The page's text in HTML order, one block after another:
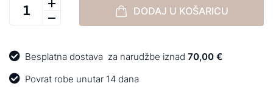
DODAJ U KOŠARICU
Besplatna dostava za narudžbe iznad 70,00 €
Povrat robe unutar 14 dana